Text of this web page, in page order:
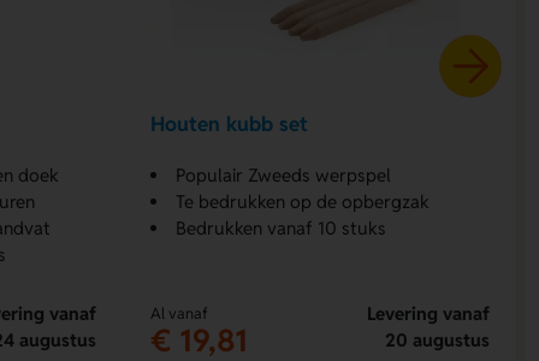
doek
vanaf
augustus
Houten kubb set
Populair Zweeds werpspel
Te bedrukken op de opbergzak
Bedrukken vanaf 10 stuks
Al vanaf
€ 19,81
Levering vanaf
20 augustus